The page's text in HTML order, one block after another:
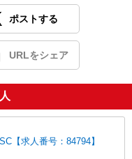
ポストする
URLをシェア
【求人番号：84794】